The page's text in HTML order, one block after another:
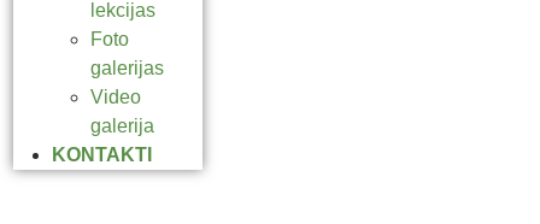
lekcijas
Foto
galerijas
Video
galerija
KONTAKTI